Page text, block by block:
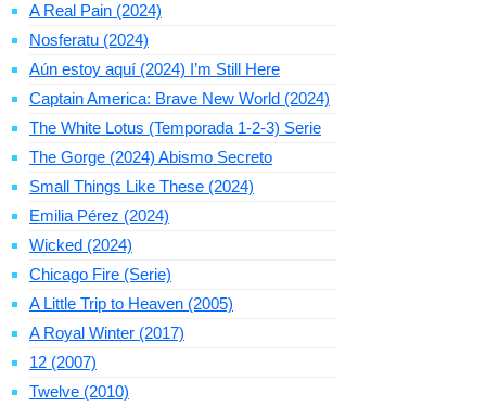
A Real Pain (2024)
Nosferatu (2024)
Aún estoy aquí (2024) I’m Still Here
Captain America: Brave New World (2024)
The White Lotus (Temporada 1-2-3) Serie
The Gorge (2024) Abismo Secreto
Small Things Like These (2024)
Emilia Pérez (2024)
Wicked (2024)
Chicago Fire (Serie)
A Little Trip to Heaven (2005)
A Royal Winter (2017)
12 (2007)
Twelve (2010)